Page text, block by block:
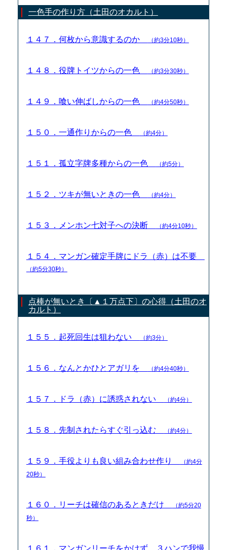
一色手の作り方（土田のオカルト）
１４７．何枚から意識するのか （約3分10秒）
１４８．役牌トイツからの一色 （約3分30秒）
１４９．喰い伸ばしからの一色 （約4分50秒）
１５０．一通作りからの一色 （約4分）
１５１．孤立字牌多種からの一色 （約5分）
１５２．ツキが無いときの一色 （約4分）
１５３．メンホン七対子への決断 （約4分10秒）
１５４．マンガン確定手牌にドラ（赤）は不要
（約5分30秒）
点棒が無いとき〔▲１万点下〕の心得（土田のオ
カルト）
１５５．起死回生は狙わない （約3分）
１５６．なんとかひとアガリを （約4分40秒）
１５７．ドラ（赤）に誘惑されない （約4分）
１５８．先制されたらすぐ引っ込む （約4分）
１５９．手役よりも良い組み合わせ作り
（約4分
20秒）
１６０．リーチは確信のあるときだけ
（約5分20
秒）
１６１．マンガンリーチをかけず、３ハンで我慢